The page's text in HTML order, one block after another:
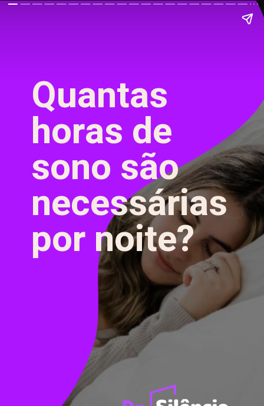
Quantas
horas de
sono são
necessárias
por noite?